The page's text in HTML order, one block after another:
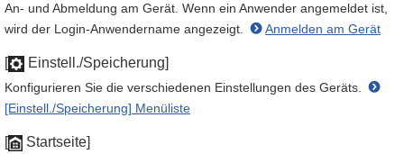
An- und Abmeldung am Gerät. Wenn ein Anwender angemeldet ist,
wird der Login-Anwendername angezeigt.
Anmelden am Gerät
[ Einstell./Speicherung]
Konfigurieren Sie die verschiedenen Einstellungen des Geräts.
[Einstell./Speicherung] Menüliste
[ Startseite]